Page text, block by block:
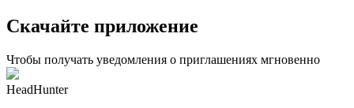
Скачайте приложение
Чтобы получать уведомления о приглашениях мгновенно
HeadHunter